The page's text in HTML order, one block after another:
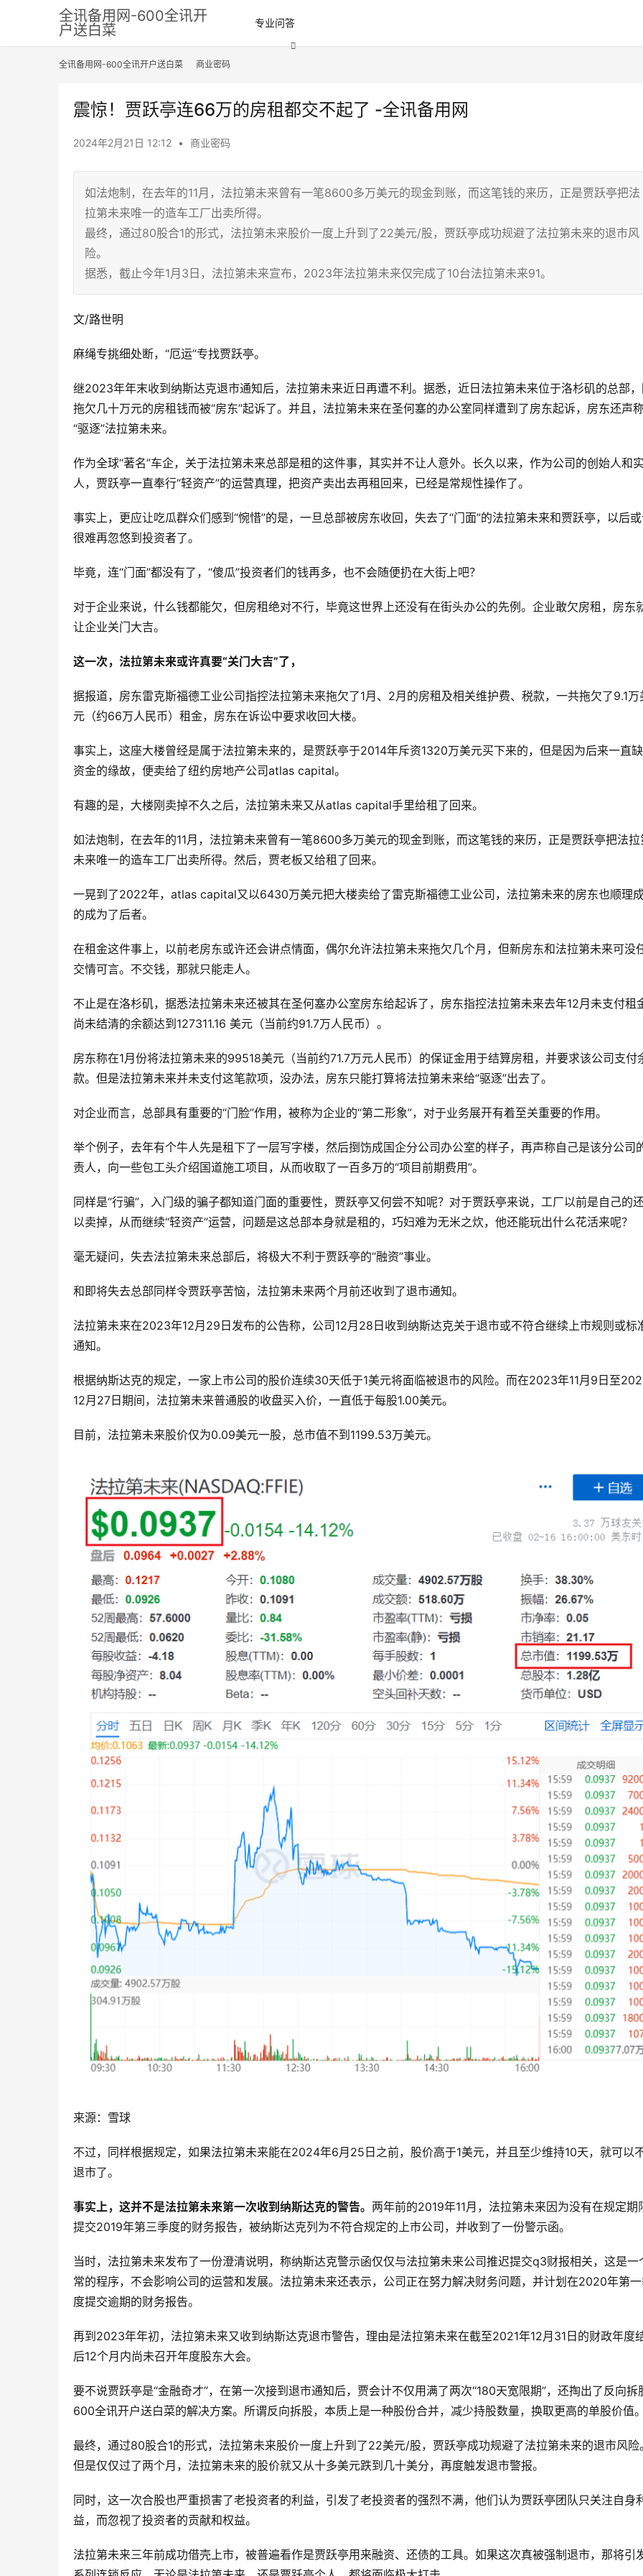
全讯备用网-600全讯开
户送白菜
专业问答
全讯备用网-600全讯开户送白菜 商业密码
震惊！贾跃亭连66万的房租都交不起了 -全讯备用网
2024年2月21日 12:12 • 商业密码
如法炮制，在去年的11月，法拉第未来曾有一笔8600多万美元的现金到账，而这笔钱的来历，正是贾跃亭把法
拉第未来唯一的造车工厂出卖所得。
最终，通过80股合1的形式，法拉第未来股价一度上升到了22美元/股，贾跃亭成功规避了法拉第未来的退市风
险。
据悉，截止今年1月3日，法拉第未来宣布，2023年法拉第未来仅完成了10台法拉第未来91。
文/路世明
麻绳专挑细处断，“厄运”专找贾跃亭。
继2023年年末收到纳斯达克退市通知后，法拉第未来近日再遭不利。据悉，近日法拉第未来位于洛杉矶的总部，
拖欠几十万元的房租钱而被“房东”起诉了。并且，法拉第未来在圣何塞的办公室同样遭到了房东起诉，房东还声
“驱逐”法拉第未来。
作为全球“著名”车企，关于法拉第未来总部是租的这件事，其实并不让人意外。长久以来，作为公司的创始人和
人，贾跃亭一直奉行“轻资产”的运营真理，把资产卖出去再租回来，已经是常规性操作了。
事实上，更应让吃瓜群众们感到“惋惜”的是，一旦总部被房东收回，失去了“门面”的法拉第未来和贾跃亭，以后
很难再忽悠到投资者了。
毕竟，连“门面”都没有了，“傻瓜”投资者们的钱再多，也不会随便扔在大街上吧？
对于企业来说，什么钱都能欠，但房租绝对不行，毕竟这世界上还没有在街头办公的先例。企业敢欠房租，房东
让企业关门大吉。
这一次，法拉第未来或许真要“关门大吉”了，
据报道，房东雷克斯福德工业公司指控法拉第未来拖欠了1月、2月的房租及相关维护费、税款，一共拖欠了9.1万
元（约66万人民币）租金，房东在诉讼中要求收回大楼。
事实上，这座大楼曾经是属于法拉第未来的，是贾跃亭于2014年斥资1320万美元买下来的，但是因为后来一直
资金的缘故，便卖给了纽约房地产公司atlas capital。
有趣的是，大楼刚卖掉不久之后，法拉第未来又从atlas capital手里给租了回来。
如法炮制，在去年的11月，法拉第未来曾有一笔8600多万美元的现金到账，而这笔钱的来历，正是贾跃亭把法拉
未来唯一的造车工厂出卖所得。然后，贾老板又给租了回来。
一晃到了2022年，atlas capital又以6430万美元把大楼卖给了雷克斯福德工业公司，法拉第未来的房东也顺理
的成为了后者。
在租金这件事上，以前老房东或许还会讲点情面，偶尔允许法拉第未来拖欠几个月，但新房东和法拉第未来可没
交情可言。不交钱，那就只能走人。
不止是在洛杉矶，据悉法拉第未来还被其在圣何塞办公室房东给起诉了，房东指控法拉第未来去年12月未支付租
尚未结清的余额达到127311.16 美元（当前约91.7万人民币）。
房东称在1月份将法拉第未来的99518美元（当前约71.7万元人民币）的保证金用于结算房租，并要求该公司支付
款。但是法拉第未来并未支付这笔款项，没办法，房东只能打算将法拉第未来给“驱逐”出去了。
对企业而言，总部具有重要的“门脸”作用，被称为企业的“第二形象”，对于业务展开有着至关重要的作用。
举个例子，去年有个牛人先是租下了一层写字楼，然后捯饬成国企分公司办公室的样子，再声称自己是该分公司
责人，向一些包工头介绍国道施工项目，从而收取了一百多万的“项目前期费用”。
同样是“行骗”，入门级的骗子都知道门面的重要性，贾跃亭又何尝不知呢？对于贾跃亭来说，工厂以前是自己的
以卖掉，从而继续“轻资产”运营，问题是这总部本身就是租的，巧妇难为无米之炊，他还能玩出什么花活来呢？
毫无疑问，失去法拉第未来总部后，将极大不利于贾跃亭的“融资”事业。
和即将失去总部同样令贾跃亭苦恼，法拉第未来两个月前还收到了退市通知。
法拉第未来在2023年12月29日发布的公告称，公司12月28日收到纳斯达克关于退市或不符合继续上市规则或标
通知。
根据纳斯达克的规定，一家上市公司的股价连续30天低于1美元将面临被退市的风险。而在2023年11月9日至
12月27日期间，法拉第未来普通股的收盘买入价，一直低于每股1.00美元。
目前，法拉第未来股价仅为0.09美元一股，总市值不到1199.53万美元。
来源：雪球
不过，同样根据规定，如果法拉第未来能在2024年6月25日之前，股价高于1美元，并且至少维持10天，就可以
退市了。
事实上，这并不是法拉第未来第一次收到纳斯达克的警告。 两年前的2019年11月，法拉第未来因为没有在规定期
提交2019年第三季度的财务报告，被纳斯达克列为不符合规定的上市公司，并收到了一份警示函。
当时，法拉第未来发布了一份澄清说明，称纳斯达克警示函仅仅与法拉第未来公司推迟提交q3财报相关，这是一
常的程序，不会影响公司的运营和发展。法拉第未来还表示，公司正在努力解决财务问题，并计划在2020年第
度提交逾期的财务报告。
再到2023年年初，法拉第未来又收到纳斯达克退市警告，理由是法拉第未来在截至2021年12月31日的财政年度
后12个月内尚未召开年度股东大会。
要不说贾跃亭是“金融奇才”，在第一次接到退市通知后，贾会计不仅用满了两次“180天宽限期”，还掏出了反向拆
600全讯开户送白菜的解决方案。所谓反向拆股，本质上是一种股份合并，减少持股数量，换取更高的单股价值。
最终，通过80股合1的形式，法拉第未来股价一度上升到了22美元/股，贾跃亭成功规避了法拉第未来的退市风险。
但是仅仅过了两个月，法拉第未来的股价就又从十多美元跌到几十美分，再度触发退市警报。
同时，这一次合股也严重损害了老投资者的利益，引发了老投资者的强烈不满，他们认为贾跃亭团队只关注自身
益，而忽视了投资者的贡献和权益。
法拉第未来三年前成功借壳上市，被普遍看作是贾跃亭用来融资、还债的工具。如果这次真被强制退市，那将引